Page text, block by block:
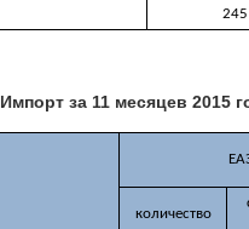
245
Импорт за 11 месяцев 2015
количество